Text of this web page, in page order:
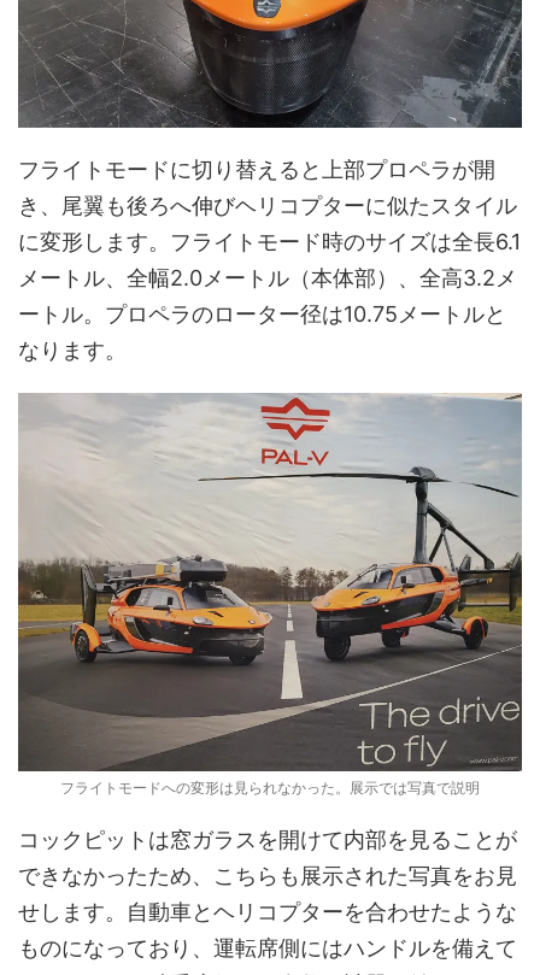
フライトモードに切り替えると上部プロペラが開
き、尾翼も後ろへ伸びヘリコプターに似たスタイル
に変形します。フライトモード時のサイズは全長6.1
メートル、全幅2.0メートル（本体部）、全高3.2メ
ートル。プロペラのローター径は10.75メートルと
なります。
フライトモードへの変形は見られなかった。展示では写真で説明
コックピットは窓ガラスを開けて内部を見ることが
できなかったため、こちらも展示された写真をお見
せします。自動車とヘリコプターを合わせたような
ものになっており、運転席側にはハンドルを備えて